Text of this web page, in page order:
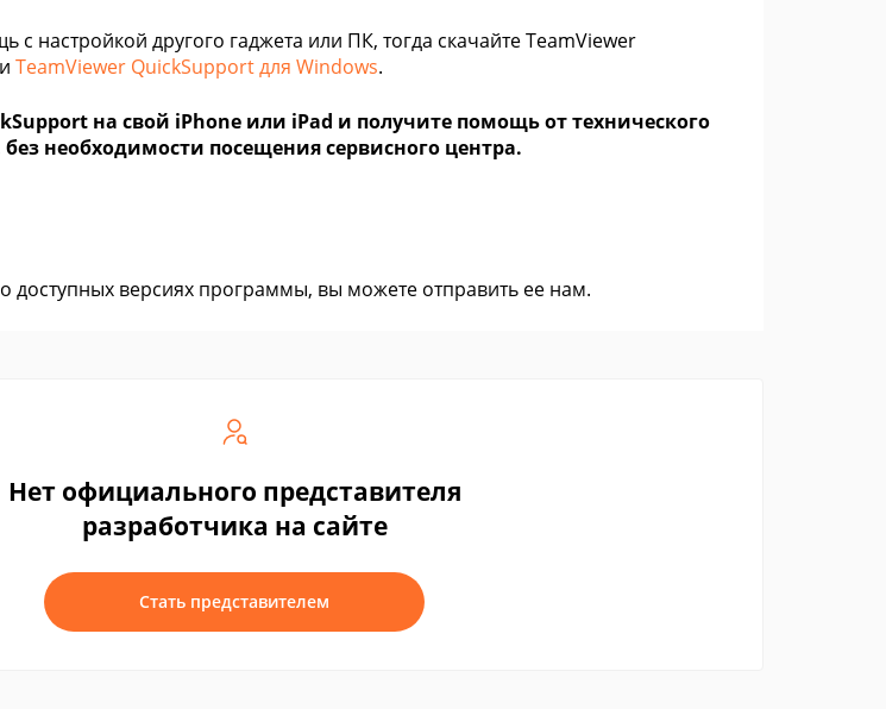
настройкой другого гаджета или ПК, тогда скачайте TeamViewer
TeamViewer QuickSupport для Windows.
на свой iPhone или iPad и получите помощь от технического
необходимости посещения сервисного центра.
доступных версиях программы, вы можете отправить ее нам.
Нет официального представителя
разработчика на сайте
Стать представителем